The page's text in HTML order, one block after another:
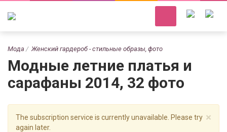
Мода Женский гардероб - стильные образы, фото
Модные летние платья и
сарафаны 2014, 32 фото
×
The subscription service is currently unavailable. Please try
again later.